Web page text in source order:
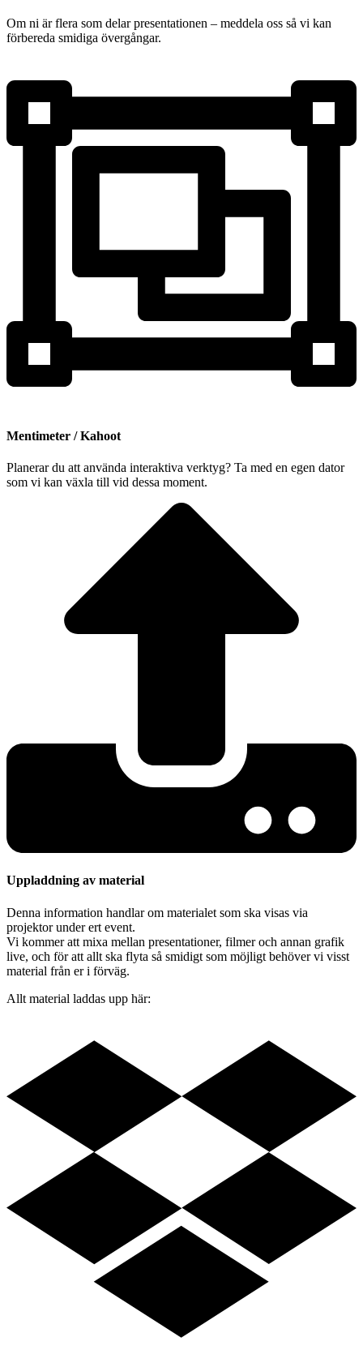
Om ni är flera som delar presentationen – meddela oss så vi kan
förbereda smidiga övergångar.
Mentimeter / Kahoot
Planerar du att använda interaktiva verktyg? Ta med en egen dator
som vi kan växla till vid dessa moment.
Uppladdning av material
Denna information handlar om materialet som ska visas via
projektor under ert event.
Vi kommer att mixa mellan presentationer, filmer och annan grafik
live, och för att allt ska flyta så smidigt som möjligt behöver vi visst
material från er i förväg.
Allt material laddas upp här: